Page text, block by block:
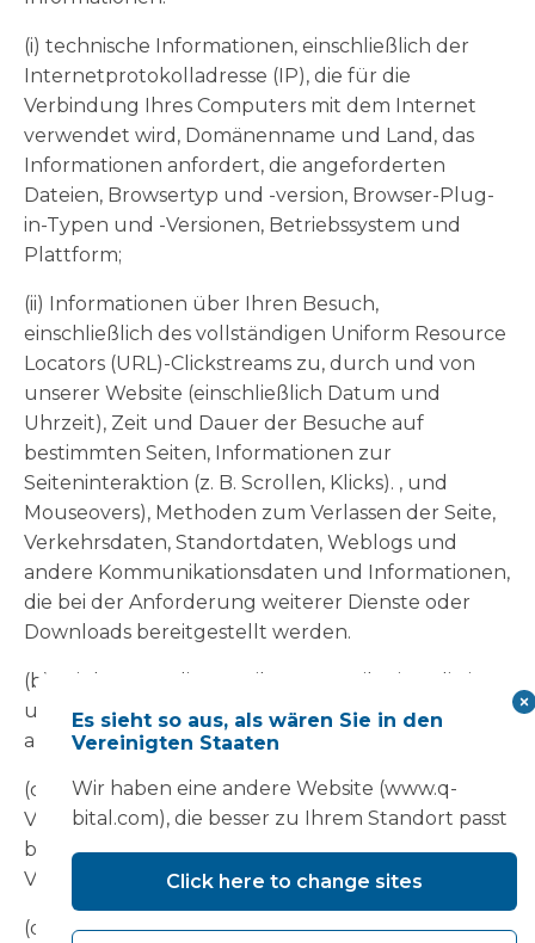
(i) technische Informationen, einschließlich der
Internetprotokolladresse (IP), die für die
Verbindung Ihres Computers mit dem Internet
verwendet wird, Domänenname und Land, das
Informationen anfordert, die angeforderten
Dateien, Browsertyp und -version, Browser-Plug-
in-Typen und -Versionen, Betriebssystem und
Plattform;
(ii) Informationen über Ihren Besuch,
einschließlich des vollständigen Uniform Resource
Locators (URL)-Clickstreams zu, durch und von
unserer Website (einschließlich Datum und
Uhrzeit), Zeit und Dauer der Besuche auf
bestimmten Seiten, Informationen zur
Seiteninteraktion (z. B. Scrollen, Klicks). , und
Mouseovers), Methoden zum Verlassen der Seite,
Verkehrsdaten, Standortdaten, Weblogs und
andere Kommunikationsdaten und Informationen,
die bei der Anforderung weiterer Dienste oder
Downloads bereitgestellt werden.
(b) Wir können die E-Mail-Kommunikation, die in
unsere Systeme eingeht und diese verlässt,
abfangen, überwachen und/oder protokollieren.
(c) Wenn Sie mit einem unserer
Vertriebsmitarbeiter sprechen, erfassen wir
bestimmte Informationen, die Sie diesem
Vertriebsmitarbeiter mitteilen.
(d) Wenn Sie uns über soziale Medien
Es sieht so aus, als wären Sie in den
Vereinigten Staaten
Wir haben eine andere Website (www.q-
bital.com), die besser zu Ihrem Standort passt
Click here to change sites